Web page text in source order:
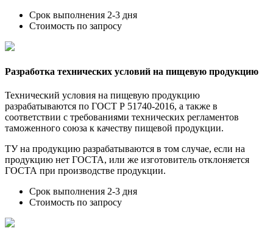
Срок выполнения 2-3 дня
Стоимость по запросу
Разработка технических условий на пищевую продукцию
Технический условия на пищевую продукцию
разрабатываются по ГОСТ Р 51740-2016, а также в
соответствии с требованиями технических регламентов
таможенного союза к качеству пищевой продукции.
ТУ на продукцию разрабатываются в том случае, если на
продукцию нет ГОСТА, или же изготовитель отклоняется
ГОСТА при производстве продукции.
Срок выполнения 2-3 дня
Стоимость по запросу